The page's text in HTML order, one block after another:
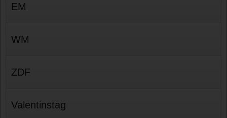
EM
WM
ZDF
Valentinstag